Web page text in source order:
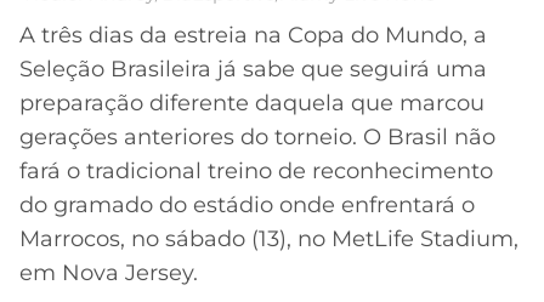
CASSINOS
ONLINE
MELHORES
CASSINOS
ONLINE
BOTAFOGO
VASCO
INTERNACIONAL
ATLÉTICO
AMERICANA
LIGA
DOS
CAMPEÕES
LALIGA
A três dias da estreia na Copa do Mundo, a
Seleção Brasileira já sabe que seguirá uma
preparação diferente daquela que marcou
gerações anteriores do torneio. O Brasil não
fará o tradicional treino de reconhecimento
do gramado do estádio onde enfrentará o
Marrocos, no sábado (13), no MetLife Stadium,
em Nova Jersey.